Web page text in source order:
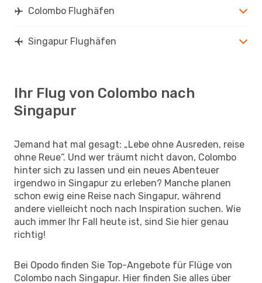
Colombo Flughäfen
Singapur Flughäfen
Ihr Flug von Colombo nach
Singapur
Jemand hat mal gesagt: „Lebe ohne Ausreden, reise
ohne Reue“. Und wer träumt nicht davon, Colombo
hinter sich zu lassen und ein neues Abenteuer
irgendwo in Singapur zu erleben? Manche planen
schon ewig eine Reise nach Singapur, während
andere vielleicht noch nach Inspiration suchen. Wie
auch immer Ihr Fall heute ist, sind Sie hier genau
richtig!
Bei Opodo finden Sie Top-Angebote für Flüge von
Colombo nach Singapur. Hier finden Sie alles über